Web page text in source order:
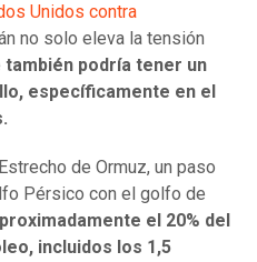
Unidos contra
no solo eleva la tensión
también podría tener un
específicamente en el
de Ormuz, un paso
Pérsico con el golfo de
el 20% del
incluidos los 1,5